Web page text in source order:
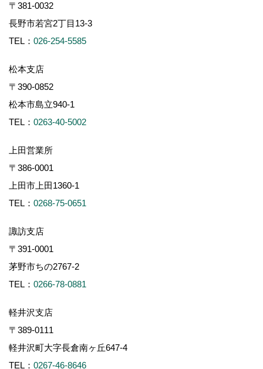
〒381-0032
長野市若宮2丁目13-3
TEL： 026-254-5585
松本支店
〒390-0852
松本市島立940-1
TEL： 0263-40-5002
上田営業所
〒386-0001
上田市上田1360-1
TEL： 0268-75-0651
諏訪支店
〒391-0001
茅野市ちの2767-2
TEL： 0266-78-0881
軽井沢支店
〒389-0111
軽井沢町大字長倉南ヶ丘647-4
TEL： 0267-46-8646